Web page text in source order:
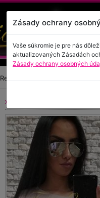
Referencie
Zásady ochrany
Vaše súkromie je pre nás
aktualizovaných Zásadách
Zásady ochrany osobných